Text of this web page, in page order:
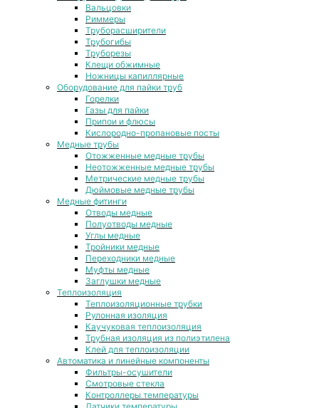
Вальцовки
Риммеры
Труборасширители
Трубогибы
Труборезы
Клещи обжимные
Ножницы капиллярные
Оборудование для пайки труб
Горелки
Газы для пайки
Припои и флюсы
Кислородно-пропановые посты
Медные трубы
Отожженные медные трубы
Неотожженные медные трубы
Метрические медные трубы
Дюймовые медные трубы
Медные фитинги
Отводы медные
Полуотводы медные
Углы медные
Тройники медные
Переходники медные
Муфты медные
Заглушки медные
Теплоизоляция
Теплоизоляционные трубки
Рулонная изоляция
Каучуковая теплоизоляция
Трубная изоляция из полиэтилена
Клей для теплоизоляции
Автоматика и линейные компоненты
Фильтры-осушители
Смотровые стекла
Контроллеры температуры